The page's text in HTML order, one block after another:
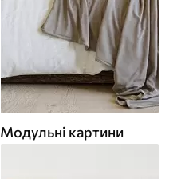
Модульні картини